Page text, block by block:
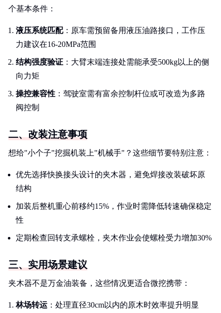
个基本条件：
液压系统匹配：原车需预留备用液压油路接口，工作压
力建议在16-20MPa范围
结构强度验证 ：大臂末端连接处需能承受500kg以上的侧
向力矩
操控兼容性 ：驾驶室需有富余控制杆位或可改造为多路
阀控制
二、改装注意事项
想给"小个子"挖掘机装上"机械手"？这些细节要特别注意：
优先选择快换接头设计的夹木器，避免焊接改装破坏原
结构
加装后整机重心前移约15%，作业时需降低转速确保稳定
性
定期检查回转支承螺栓，夹木作业会使螺栓受力增加30%
三、实用场景建议
夹木器不是万金油装备，这些情况更适合微挖携带：
林场转运 ：处理直径30cm以内的原木时效率提升明显